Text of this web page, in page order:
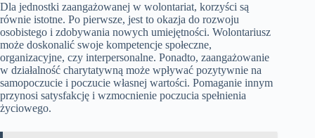
Dla jednostki zaangażowanej w wolontariat, korzyści są
równie istotne. Po pierwsze, jest to okazja do rozwoju
osobistego i zdobywania nowych umiejętności. Wolontariusz
może doskonalić swoje kompetencje społeczne,
organizacyjne, czy interpersonalne. Ponadto, zaangażowanie
w działalność charytatywną może wpływać pozytywnie na
samopoczucie i poczucie własnej wartości. Pomaganie innym
przynosi satysfakcję i wzmocnienie poczucia spełnienia
życiowego.